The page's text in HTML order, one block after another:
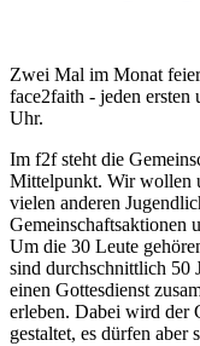
Zwei Mal im Monat
face2faith - jeden
Uhr.
Im f2f steht die
Mittelpunkt. Wir wollen
vielen anderen
Gemeinschaftsaktionen
Um die 30 Leute
sind durchschnittlich 50
einen Gottesdienst
erleben. Dabei wird der
gestaltet, es dürfen aber